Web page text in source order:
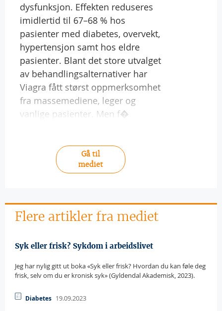
dysfunksjon. Effekten reduseres
imidlertid til 67–68 % hos
pasienter med diabetes, overvekt,
hypertensjon samt hos eldre
pasienter. Blant det store utvalget
av behandlingsalternativer har
Viagra fått størst oppmerksomhet
fra massemediene, leger og
vanlige pasienter. Men f�
Gå til
mediet
Flere artikler fra mediet
Syk eller frisk? Sykdom i arbeidslivet
Jeg har nylig gitt ut boka «Syk eller frisk? Hvordan du kan føle deg
frisk, selv om du er kronisk syk» (Gyldendal Akademisk, 2023).
Diabetes 19.09.2023